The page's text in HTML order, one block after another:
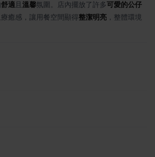
舒適 且 溫馨氛圍。店內擺放了許多可愛的公仔
療癒感，讓用餐空間顯得整潔明亮 ，整體環境